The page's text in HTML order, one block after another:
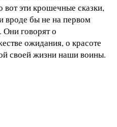
эти крошечные сказки,
вроде бы не на первом
говорят о
ожидания, о красоте
своей жизни наши воины.